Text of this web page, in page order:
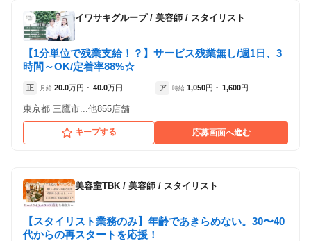
イワサキグループ/ 美容師 / スタイリスト
【1分単位で残業支給！？】サービス残業無し/週1日、3
時間～OK/定着率88%☆
正 月給 20.0万円 ~ 40.0万円 ア 時給 1,050円 ~ 1,600円
東京都 三鷹市...他855店舗
キープする 応募画面へ進む
美容室TBK / 美容師 / スタイリスト
【スタイリスト業務のみ】年齢であきらめない。30〜40
代からの再スタートを応援！